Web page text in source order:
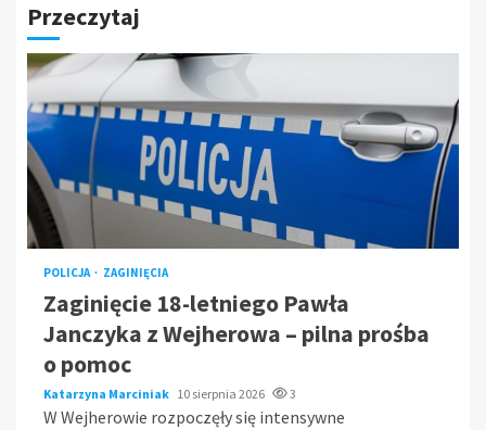
Przeczytaj
POLICJA ZAGINIĘCIA
Zaginięcie 18-letniego Pawła
Janczyka z Wejherowa – pilna prośba
o pomoc
Katarzyna Marciniak 10 sierpnia 2026 3
W Wejherowie rozpoczęły się intensywne